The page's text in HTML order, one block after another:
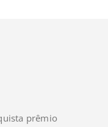
prêmio